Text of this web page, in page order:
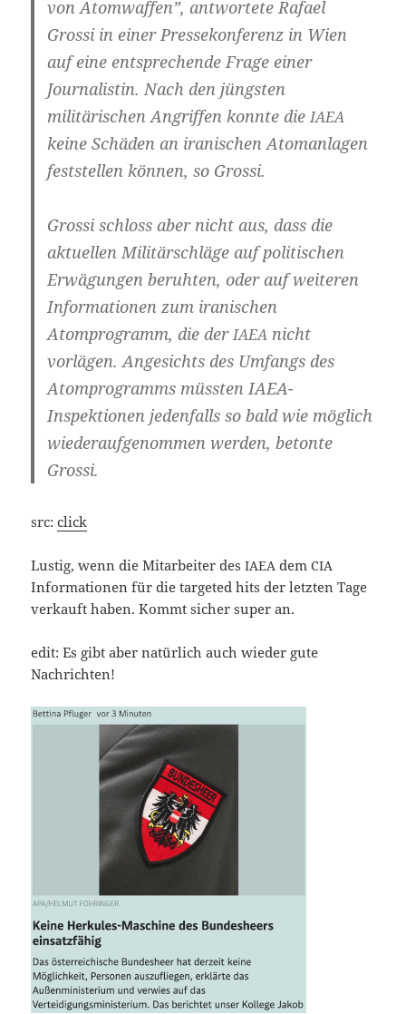
von Atom­waf­fen”, ant­wor­te­te Rafa­el
Gros­si in einer Pres­se­kon­fe­renz in Wien
auf eine ent­spre­chen­de Fra­ge einer
Jour­na­lis­tin. Nach den jüngs­ten
mili­tä­ri­schen Angrif­fen konn­te dieIAEA
kei­ne Schä­den an ira­ni­schen Atom­an­la­gen
fest­stel­len kön­nen, so Grossi.
Gros­si schloss aber nicht aus, dass die
aktu­el­len Mili­tär­schlä­ge auf poli­ti­schen
Erwä­gun­gen beruh­ten, oder auf wei­te­ren
Infor­ma­tio­nen zum ira­ni­schen
Atom­pro­gramm, die derIAEA nicht
vor­lä­gen. Ange­sichts des Umfangs des
Atom­pro­gramms müss­ten IAEA-
Inspektionen jeden­falls so bald wie mög­lich
wie­der­auf­ge­nom­men wer­den, beton­te
Grossi.
src:click
Lus­tig, wenn die Mit­ar­bei­ter desIAEA demCIA
Infor­ma­tio­nen für die tar­ge­ted hits der letz­ten Tage
ver­kauft haben. Kommt sicher super an.
edit: Es gibt aber natür­lich auch wie­der gute
Nachrichten!